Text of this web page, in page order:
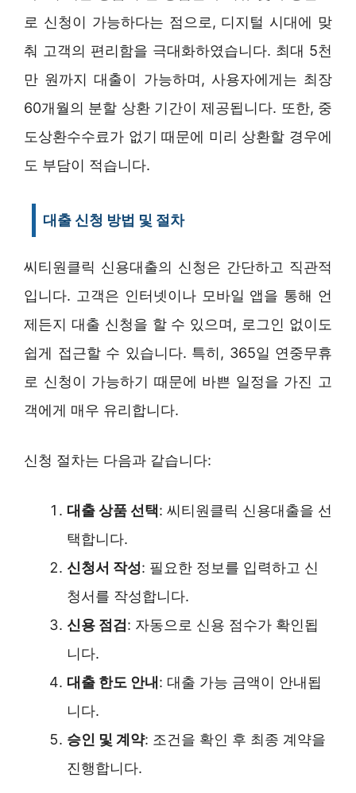
로 신청이 가능하다는 점으로, 디지털 시대에 맞
춰 고객의 편리함을 극대화하였습니다. 최대 5천
만 원까지 대출이 가능하며, 사용자에게는 최장
60개월의 분할 상환 기간이 제공됩니다. 또한, 중
도상환수수료가 없기 때문에 미리 상환할 경우에
도 부담이 적습니다.
대출 신청 방법 및 절차
씨티원클릭 신용대출의 신청은 간단하고 직관적
입니다. 고객은 인터넷이나 모바일 앱을 통해 언
제든지 대출 신청을 할 수 있으며, 로그인 없이도
쉽게 접근할 수 있습니다. 특히, 365일 연중무휴
로 신청이 가능하기 때문에 바쁜 일정을 가진 고
객에게 매우 유리합니다.
신청 절차는 다음과 같습니다:
대출 상품 선택: 씨티원클릭 신용대출을 선
택합니다.
신청서 작성: 필요한 정보를 입력하고 신
청서를 작성합니다.
신용 점검: 자동으로 신용 점수가 확인됩
니다.
대출 한도 안내: 대출 가능 금액이 안내됩
니다.
승인 및 계약: 조건을 확인 후 최종 계약을
진행합니다.